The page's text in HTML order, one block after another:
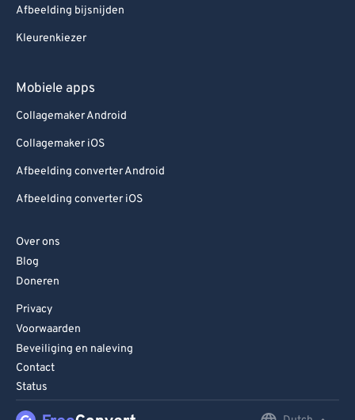
Afbeelding bijsnijden
Kleurenkiezer
Mobiele apps
Collagemaker Android
Collagemaker iOS
Afbeelding converter Android
Afbeelding converter iOS
Over ons
Blog
Doneren
Privacy
Voorwaarden
Beveiliging en naleving
Contact
Status